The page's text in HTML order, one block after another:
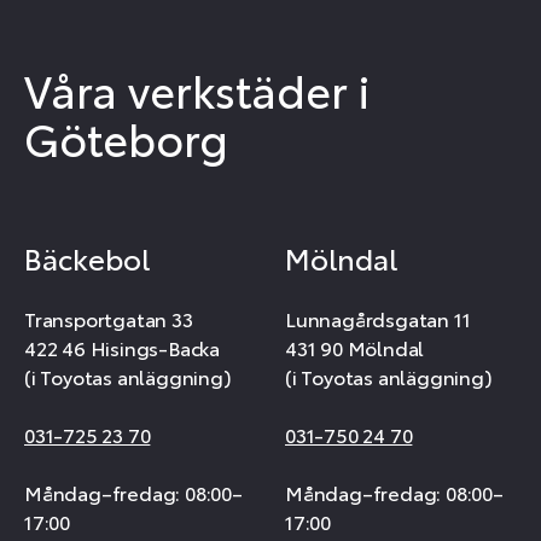
Våra verkstäder i
Göteborg
Bäckebol
Transportgatan 33
422 46 Hisings-Backa
(i Toyotas anläggning)
031-725 23 70
Måndag–fredag: 08:00–
17:00
Mölndal
Lunnagårdsgatan 11
431 90 Mölndal
(i Toyotas anläggning)
031-750 24 70
Måndag–fredag: 08:00–
17:00